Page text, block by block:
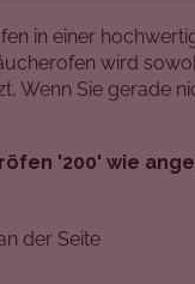
in einer
wird
Wenn Sie gerade
'200' wie
der Seite